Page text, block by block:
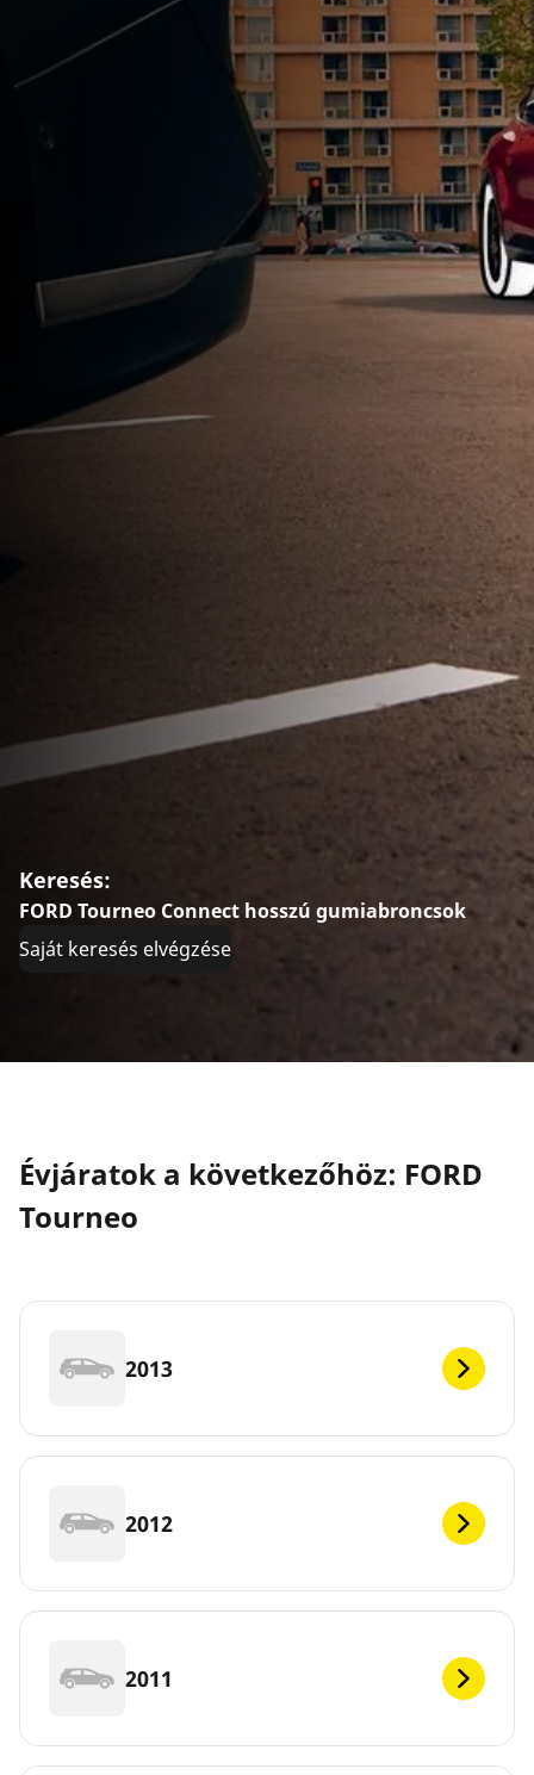
Keresés:
FORD Tourneo Connect hosszú gumiabroncsok
Saját keresés elvégzése
Évjáratok a következőhöz: FORD
Tourneo
2013
2012
2011